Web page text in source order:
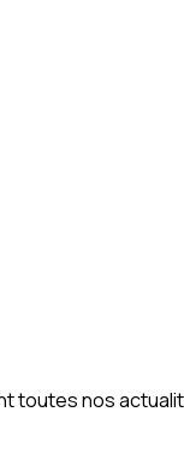
toutes nos